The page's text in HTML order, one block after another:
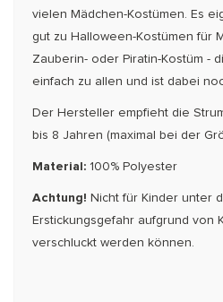
vielen Mädchen-Kostümen. Es
gut zu Halloween-Kostümen für
Zauberin- oder Piratin-Kostüm -
einfach zu allen und ist dabei
Der Hersteller empfieht die
bis 8 Jahren (maximal bei der
Material: 100% Polyester
Achtung! Nicht für Kinder unter
Erstickungsgefahr aufgrund von
verschluckt werden können.